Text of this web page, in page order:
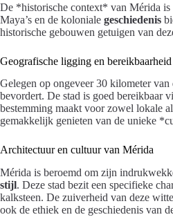
De *historische context* van Mérida
Maya’s en de koloniale geschiedenis
historische gebouwen getuigen van
Geografische ligging en bereikbaarheid
Gelegen op ongeveer 30 kilometer
bevordert. De stad is goed bereikbaar
bestemming maakt voor zowel lokale
gemakkelijk genieten van de unieke
Architectuur en cultuur van Mérida
Mérida is beroemd om zijn
stijl. Deze stad bezit een specifieke
kalksteen. De zuiverheid van deze
ook de ethiek en de geschiedenis van